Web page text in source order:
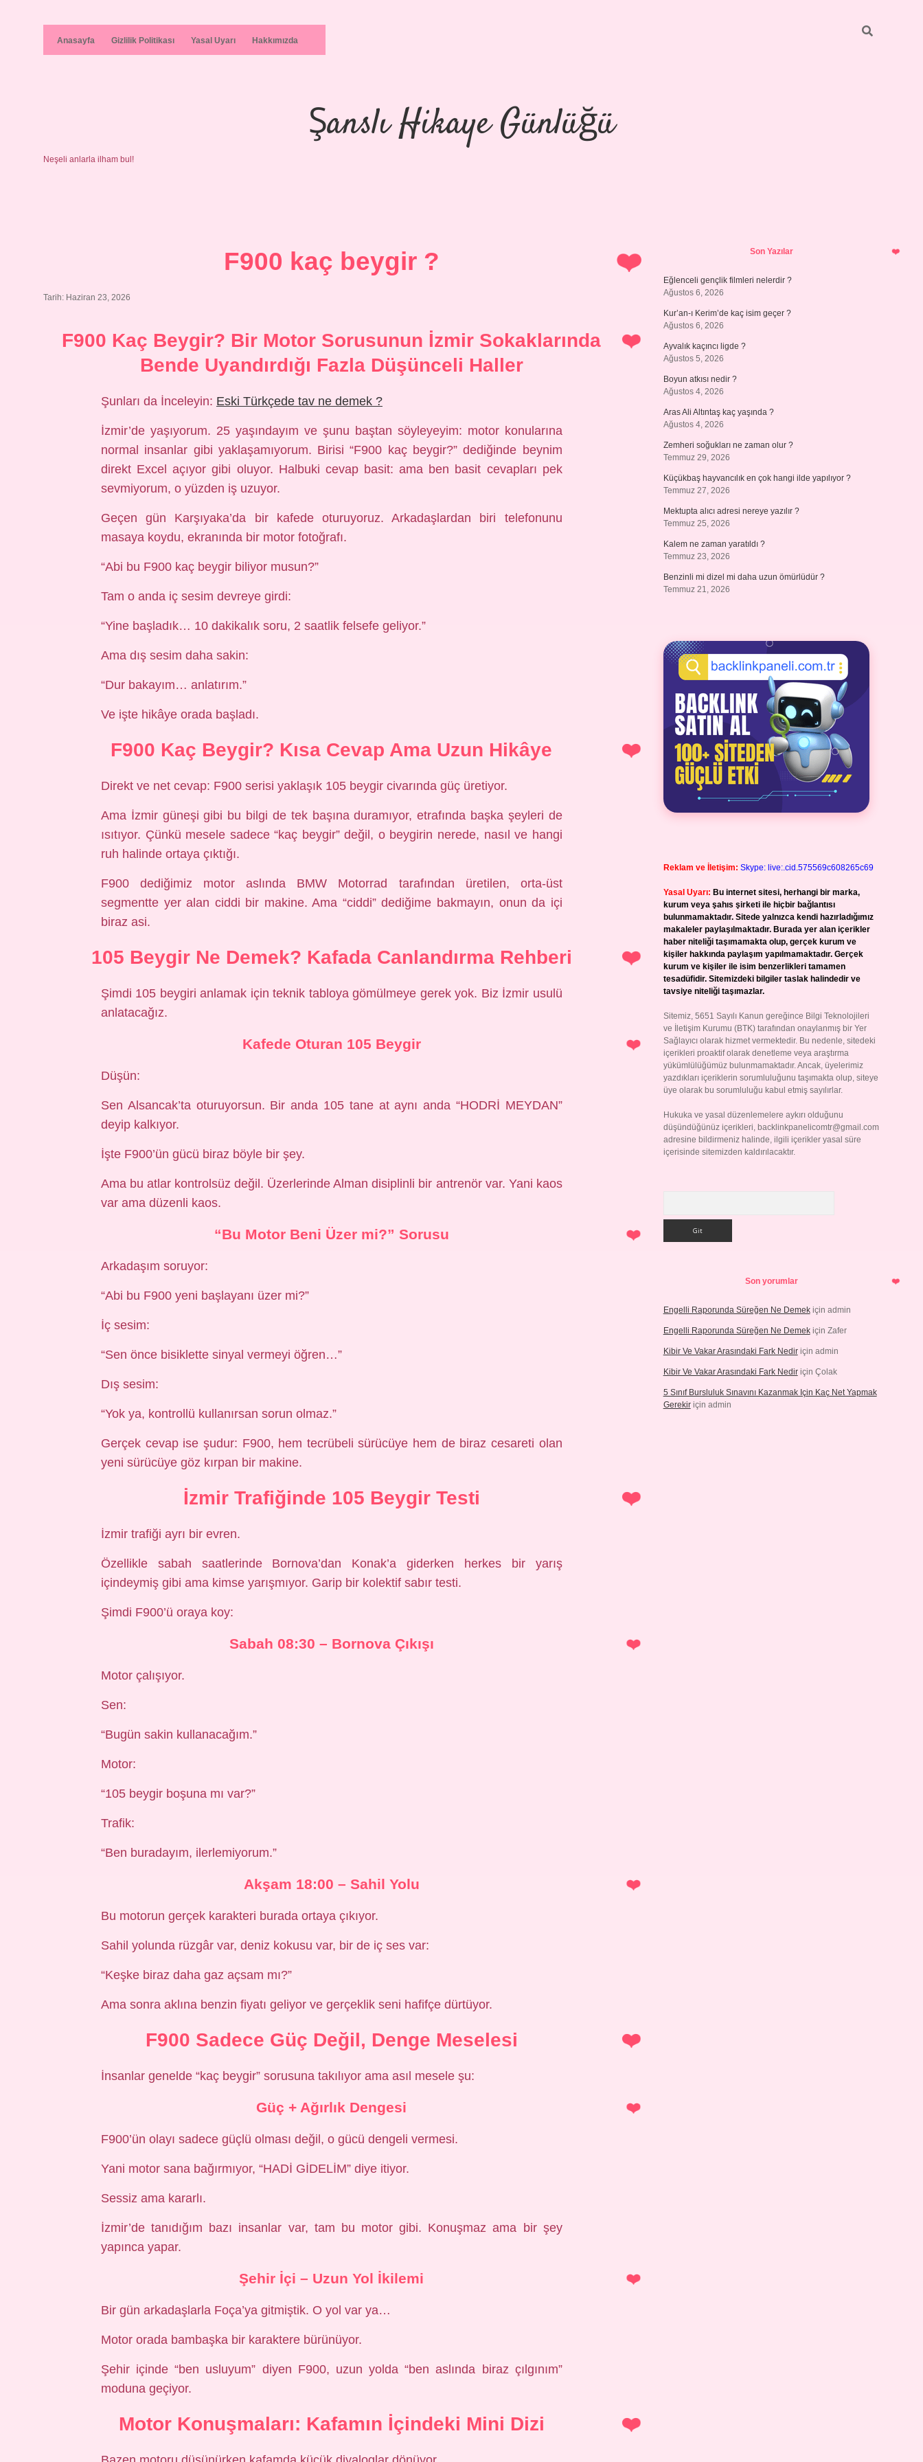
Anasayfa Gizlilik Politikası Yasal Uyarı Hakkımızda
Şanslı Hikaye Günlüğü
Neşeli anlarla ilham bul!
F900 kaç beygir ?
Tarih: Haziran 23, 2026
F900 Kaç Beygir? Bir Motor Sorusunun İzmir Sokaklarında
Bende Uyandırdığı Fazla Düşünceli Haller
Şunları da İnceleyin: Eski Türkçede tav ne demek ?
İzmir’de yaşıyorum. 25 yaşındayım ve şunu baştan söyleyeyim: motor konularına
normal insanlar gibi yaklaşamıyorum. Birisi “F900 kaç beygir?” dediğinde beynim
direkt Excel açıyor gibi oluyor. Halbuki cevap basit: ama ben basit cevapları pek
sevmiyorum, o yüzden iş uzuyor.
Geçen gün Karşıyaka’da bir kafede oturuyoruz. Arkadaşlardan biri telefonunu
masaya koydu, ekranında bir motor fotoğrafı.
“Abi bu F900 kaç beygir biliyor musun?”
Tam o anda iç sesim devreye girdi:
“Yine başladık… 10 dakikalık soru, 2 saatlik felsefe geliyor.”
Ama dış sesim daha sakin:
“Dur bakayım… anlatırım.”
Ve işte hikâye orada başladı.
F900 Kaç Beygir? Kısa Cevap Ama Uzun Hikâye
Direkt ve net cevap: F900 serisi yaklaşık 105 beygir civarında güç üretiyor.
Ama İzmir güneşi gibi bu bilgi de tek başına duramıyor, etrafında başka şeyleri de
ısıtıyor. Çünkü mesele sadece “kaç beygir” değil, o beygirin nerede, nasıl ve hangi
ruh halinde ortaya çıktığı.
F900 dediğimiz motor aslında BMW Motorrad tarafından üretilen, orta-üst
segmentte yer alan ciddi bir makine. Ama “ciddi” dediğime bakmayın, onun da içi
biraz asi.
105 Beygir Ne Demek? Kafada Canlandırma Rehberi
Şimdi 105 beygiri anlamak için teknik tabloya gömülmeye gerek yok. Biz İzmir usulü
anlatacağız.
Kafede Oturan 105 Beygir
Düşün:
Sen Alsancak’ta oturuyorsun. Bir anda 105 tane at aynı anda “HODRİ MEYDAN”
deyip kalkıyor.
İşte F900’ün gücü biraz böyle bir şey.
Ama bu atlar kontrolsüz değil. Üzerlerinde Alman disiplinli bir antrenör var. Yani kaos
var ama düzenli kaos.
“Bu Motor Beni Üzer mi?” Sorusu
Arkadaşım soruyor:
“Abi bu F900 yeni başlayanı üzer mi?”
İç sesim:
“Sen önce bisiklette sinyal vermeyi öğren…”
Dış sesim:
“Yok ya, kontrollü kullanırsan sorun olmaz.”
Gerçek cevap ise şudur: F900, hem tecrübeli sürücüye hem de biraz cesareti olan
yeni sürücüye göz kırpan bir makine.
İzmir Trafiğinde 105 Beygir Testi
İzmir trafiği ayrı bir evren.
Özellikle sabah saatlerinde Bornova’dan Konak’a giderken herkes bir yarış
içindeymiş gibi ama kimse yarışmıyor. Garip bir kolektif sabır testi.
Şimdi F900’ü oraya koy:
Sabah 08:30 – Bornova Çıkışı
Motor çalışıyor.
Sen:
“Bugün sakin kullanacağım.”
Motor:
“105 beygir boşuna mı var?”
Trafik:
“Ben buradayım, ilerlemiyorum.”
Akşam 18:00 – Sahil Yolu
Bu motorun gerçek karakteri burada ortaya çıkıyor.
Sahil yolunda rüzgâr var, deniz kokusu var, bir de iç ses var:
“Keşke biraz daha gaz açsam mı?”
Ama sonra aklına benzin fiyatı geliyor ve gerçeklik seni hafifçe dürtüyor.
F900 Sadece Güç Değil, Denge Meselesi
İnsanlar genelde “kaç beygir” sorusuna takılıyor ama asıl mesele şu:
Güç + Ağırlık Dengesi
F900’ün olayı sadece güçlü olması değil, o gücü dengeli vermesi.
Yani motor sana bağırmıyor, “HADİ GİDELİM” diye itiyor.
Sessiz ama kararlı.
İzmir’de tanıdığım bazı insanlar var, tam bu motor gibi. Konuşmaz ama bir şey
yapınca yapar.
Şehir İçi – Uzun Yol İkilemi
Bir gün arkadaşlarla Foça’ya gitmiştik. O yol var ya…
Motor orada bambaşka bir karaktere bürünüyor.
Şehir içinde “ben usluyum” diyen F900, uzun yolda “ben aslında biraz çılgınım”
moduna geçiyor.
Motor Konuşmaları: Kafamın İçindeki Mini Dizi
SidebarSon Yazılar
Eğlenceli gençlik filmleri nelerdir ?
Ağustos 6, 2026
Kur’an-ı Kerim’de kaç isim geçer ?
Ağustos 6, 2026
Ayvalık kaçıncı ligde ?
Ağustos 5, 2026
Boyun atkısı nedir ?
Ağustos 4, 2026
Aras Ali Altıntaş kaç yaşında ?
Ağustos 4, 2026
Zemheri soğukları ne zaman olur ?
Temmuz 29, 2026
Küçükbaş hayvancılık en çok hangi ilde yapılıyor ?
Temmuz 27, 2026
Mektupta alıcı adresi nereye yazılır ?
Temmuz 25, 2026
Kalem ne zaman yaratıldı ?
Temmuz 23, 2026
Benzinli mi dizel mi daha uzun ömürlüdür ?
Temmuz 21, 2026
Reklam ve İletişim: Skype: live:.cid.575569c608265c69
Yasal Uyarı: Bu internet sitesi, herhangi bir marka,
kurum veya şahıs şirketi ile hiçbir bağlantısı
bulunmamaktadır. Sitede yalnızca kendi hazırladığımız
makaleler paylaşılmaktadır. Burada yer alan içerikler
haber niteliği taşımamakta olup, gerçek kurum ve
kişiler hakkında paylaşım yapılmamaktadır. Gerçek
kurum ve kişiler ile isim benzerlikleri tamamen
tesadüfidir. Sitemizdeki bilgiler taslak halindedir ve
tavsiye niteliği taşımazlar.
Sitemiz, 5651 Sayılı Kanun gereğince Bilgi Teknolojileri
ve İletişim Kurumu (BTK) tarafından onaylanmış bir Yer
Sağlayıcı olarak hizmet vermektedir. Bu nedenle, sitedeki
içerikleri proaktif olarak denetleme veya araştırma
yükümlülüğümüz bulunmamaktadır. Ancak, üyelerimiz
yazdıkları içeriklerin sorumluluğunu taşımakta olup, siteye
üye olarak bu sorumluluğu kabul etmiş sayılırlar.
Hukuka ve yasal düzenlemelere aykırı olduğunu
düşündüğünüz içerikleri, backlinkpanelicomtr@gmail.com
adresine bildirmeniz halinde, ilgili içerikler yasal süre
içerisinde sitemizden kaldırılacaktır.
Son yorumlar
Engelli Raporunda Süreğen Ne Demekiçin admin
Engelli Raporunda Süreğen Ne Demekiçin Zafer
Kibir Ve Vakar Arasındaki Fark Nediriçin admin
Kibir Ve Vakar Arasındaki Fark Nediriçin Çolak
5 Sınıf Bursluluk Sınavını Kazanmak Için Kaç Net Yapmak
Gerekiriçin admin